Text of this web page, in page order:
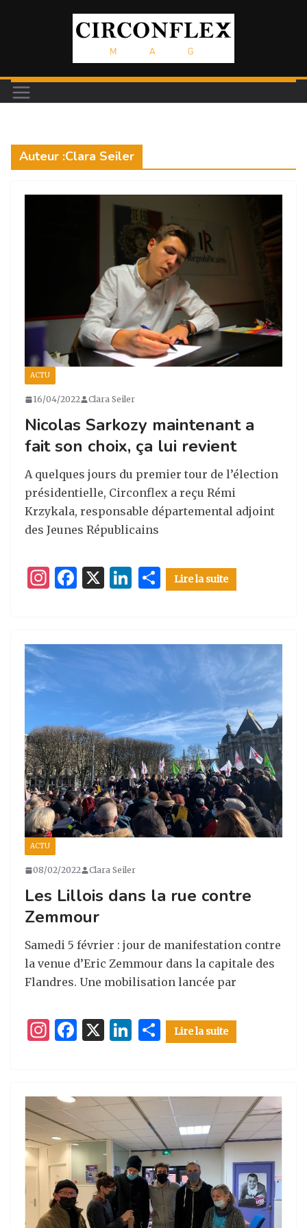
Auteur :Clara Seiler
ACTU
16/04/2022 Clara Seiler
Nicolas Sarkozy maintenant a
fait son choix, ça lui revient
A quelques jours du premier tour de l’élection
présidentielle, Circonflex a reçu Rémi
Krzykala, responsable départemental adjoint
des Jeunes Républicains
I
a
g
F
e
k
X
Li
e
dI
n
P
ar
g
er
Lire la suite
ACTU
08/02/2022 Clara Seiler
Les Lillois dans la rue contre
Zemmour
Samedi 5 février : jour de manifestation contre
la venue d’Eric Zemmour dans la capitale des
Flandres. Une mobilisation lancée par
I
a
g
ra
m
F
e
o
o
k
X
Li
e
dI
n
P
ar
g
er
Lire la suite